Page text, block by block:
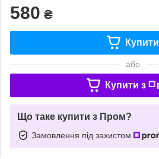
580 ₴
Купити
або
Купити з
Що таке купити з Пром?
Замовлення під захистом